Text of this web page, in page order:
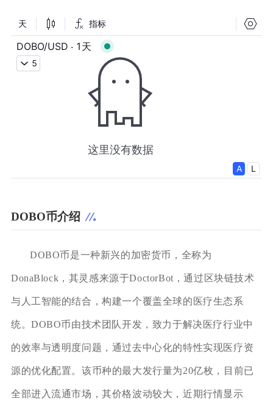
DOBO币介绍
DOBO币是一种新兴的加密货币，全称为
DonaBlock，其灵感来源于DoctorBot，通过区块链技术
与人工智能的结合，构建一个覆盖全球的医疗生态系
统。DOBO币由技术团队开发，致力于解决医疗行业中
的效率与透明度问题，通过去中心化的特性实现医疗资
源的优化配置。该币种的最大发行量为20亿枚，目前已
全部进入流通市场，其价格波动较大，近期行情显示